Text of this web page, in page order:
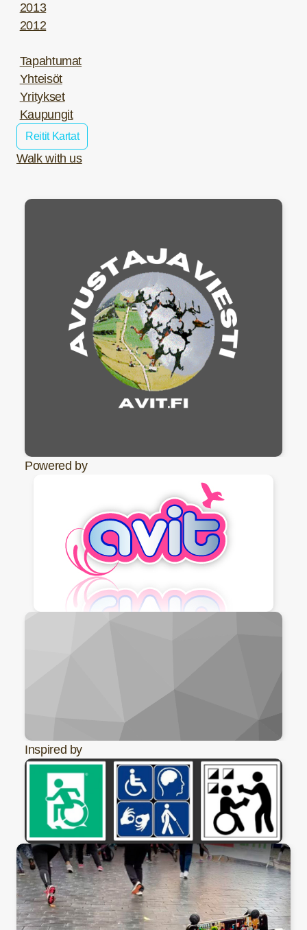
2013
2012
Tapahtumat
Yhteisöt
Yritykset
Kaupungit
Reitit Kartat
Walk with us
Powered by
Inspired by